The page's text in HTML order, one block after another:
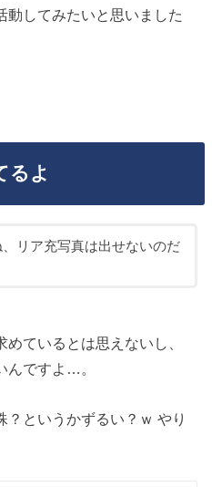
動してみたいと思いました
るよ
リア充写真は出せないのだ
ているとは思えないし、
んですよ…。
？というかずるい？ｗ やり